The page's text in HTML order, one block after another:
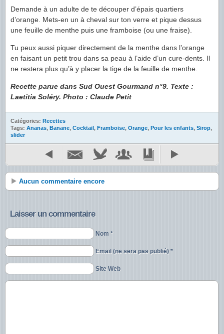
Demande à un adulte de te découper d’épais quartiers
d’orange. Mets-en un à cheval sur ton verre et pique dessus
une feuille de menthe puis une framboise (ou une fraise).
Tu peux aussi piquer directement de la menthe dans l’orange
en faisant un petit trou dans sa peau à l’aide d’un cure-dents. Il
ne restera plus qu’à y placer la tige de la feuille de menthe.
Recette parue dans Sud Ouest Gourmand n°9. Texte :
Laetitia Soléry. Photo : Claude Petit
Catégories: Recettes
Tags: Ananas, Banane, Cocktail, Framboise, Orange, Pour les enfants, Sirop,
slider
Aucun commentaire encore
Laisser un commentaire
Nom *
Email (ne sera pas publié) *
Site Web